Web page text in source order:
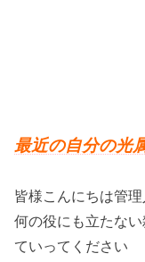
最近の自分の光
皆様こんにちは管
何の役にも立たな
ていってください